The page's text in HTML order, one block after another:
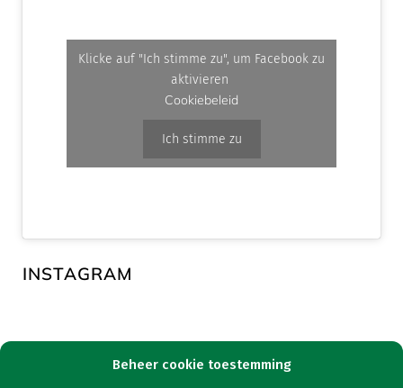
Beheer cookie toestemming
Klicke auf "Ich stimme zu", um Facebook zu
aktivieren
Cookiebeleid
Ich stimme zu
INSTAGRAM